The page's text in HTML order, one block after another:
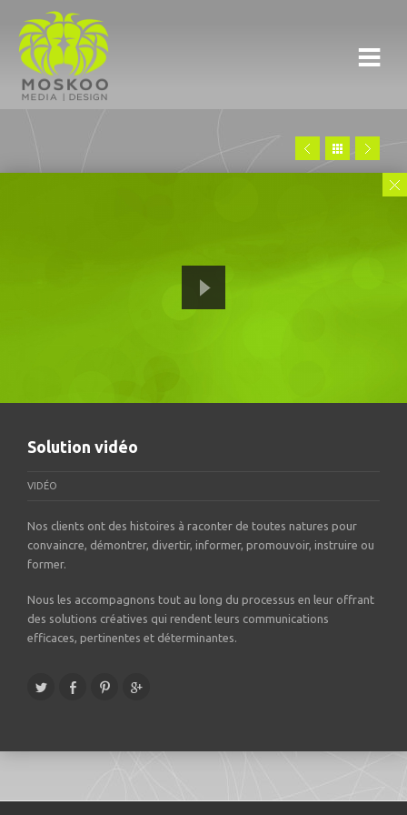
Solution vidéo
VIDÉO
Nos clients ont des histoires à raconter de toutes natures pour
convaincre, démontrer, divertir, informer, promouvoir, instruire ou
former.
Nous les accompagnons tout au long du processus en leur offrant
des solutions créatives qui rendent leurs communications
efficaces, pertinentes et déterminantes.